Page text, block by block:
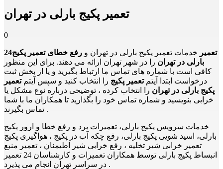
تعمیر پکیج بارلی در تهران
0
24تعمیر خدمات تعمیر پکیج بارلی در تهران و رفع خطای تعمیر پکیج
بارلی در تهران را در شهر تهران ارائه می دهند. برای این منظور
کافی است با شماره های تماس ما ارتباط بگیرید و یا از بخش ثبت
درخواست ابتدا آیتمتعمیر پکیج را انتخاب کنید و سپس آیتمتعمیر
پکیج بارلی در تهران را انتخاب کرده ، توضیحی درباره نوع مشکل یا
خرابی بنویسید و شماره تماس خود را بگذارید تا همکاران ما با شما
تماس بگیرند .
خدمات سرویس پکیج بارلی، تعمیرات برد و رفع خطا و ارور پکیج
بارلی، اسید شویی پکیج بارلی، رفع چکه آب در پکیج ، هواگیری پکیج
تعمیر خرابی شیر تخلیه ، رفع خرابی شیر اطیمنان ، تعمیر منبع
انبساط پکیج بارلی توسط همکاران تعمیرات و کارشناسان 24 تعمیر
در سراسر تهران انجام می پذیرد .